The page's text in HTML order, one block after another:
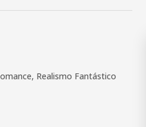
Realismo Fantástico